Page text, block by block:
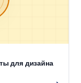
для дизайна